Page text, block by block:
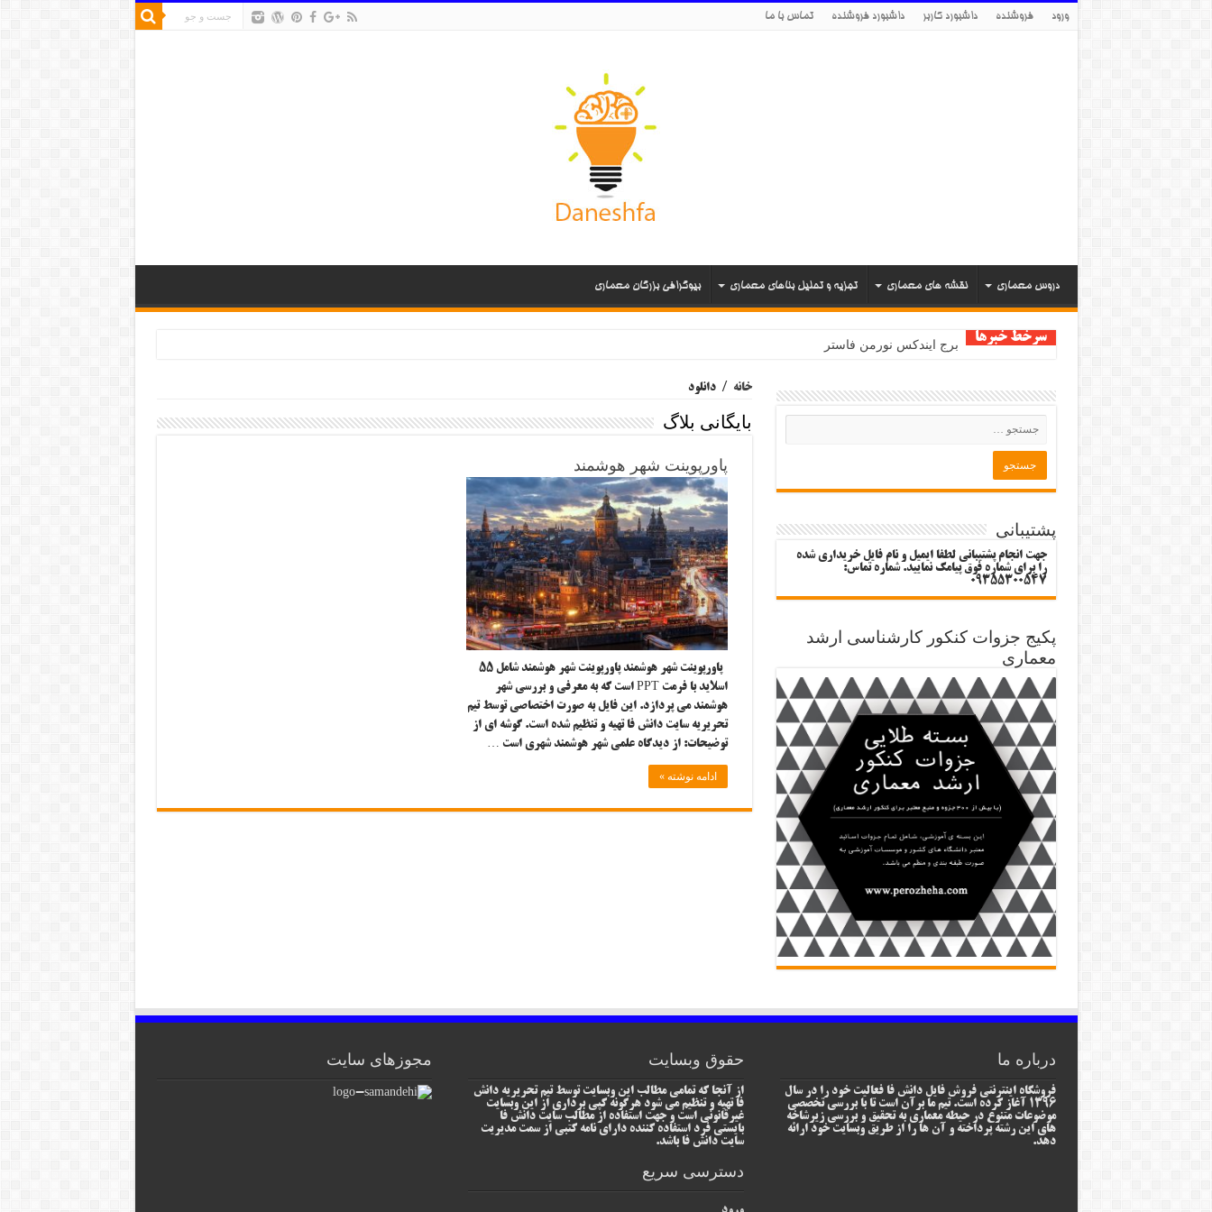
ورود فروشنده داشبورد کاربر داشبورد فروشنده تماس با ما
دروس معماری نقشه های معماری تجزیه و تحلیل بناهای معماری بیوگرافی بزرگان معماری
سرخط خبرها برج ایندکس نورمن فاستر
خانه / دانلود
بایگانی بلاگ
پاورپوینت شهر هوشمند
پاورپوینت شهر هوشمند پاورپوینت شهر هوشمند شامل ۵۵
اسلاید با فرمت PPT است که به معرفی و بررسی شهر
هوشمند می پردازد. این فایل به صورت اختصاصی توسط تیم
تحریریه سایت دانش فا تهیه و تنظیم شده است. گوشه ای از
توضیحات: از دیدگاه علمی شهر هوشمند شهری است …
ادامه نوشته »
پشتیبانی
جهت انجام پشتیبانی لطفا ایمیل و نام فایل خریداری شده
را برای شماره فوق پیامک نمایید. شماره تماس:
09355300547
پکیج جزوات کنکور کارشناسی ارشد
معماری
درباره ما
فروشگاه اینترنتی فروش فایل دانش فا فعالیت خود را در سال
1396 آغاز کرده است. تیم ما برآن است تا با بررسی تخصصی
موضوعات متنوع در حیطه معماری به تحقیق و بررسی زیرشاخه
های این رشته پرداخته و آن ها را از طریق وبسایت خود ارائه
دهد.
حقوق وبسایت
از آنجا که تمامی مطالب این وبسایت توسط تیم تحریریه دانش
فا تهیه و تنظیم می شود هرگونه کپی برداری از این وبسایت
غیرقانونی است و جهت استفاده از مطالب سایت دانش فا
بایستی فرد استفاده کننده دارای نامه کتبی از سمت مدیریت
سایت دانش فا باشد.
دسترسی سریع
مجوزهای سایت